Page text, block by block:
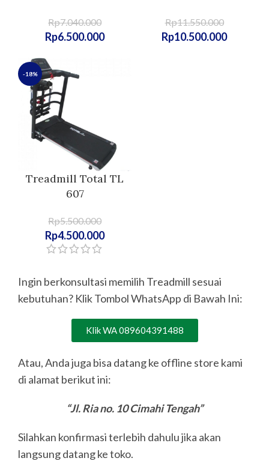
Rp7.040.000
Rp6.500.000
Rp11.550.000
Rp10.500.000
-18%
Treadmill Total TL
607
Rp5.500.000
Rp4.500.000
Ingin berkonsultasi memilih Treadmill sesuai
kebutuhan? Klik Tombol WhatsApp di Bawah Ini:
Klik WA 089604391488
Atau, Anda juga bisa datang ke offline store kami
di alamat berikut ini:
“Jl. Ria no. 10 Cimahi Tengah”
Silahkan konfirmasi terlebih dahulu jika akan
langsung datang ke toko.